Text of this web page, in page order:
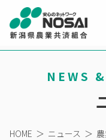
NEWS
HOME ＞ ニュース ＞